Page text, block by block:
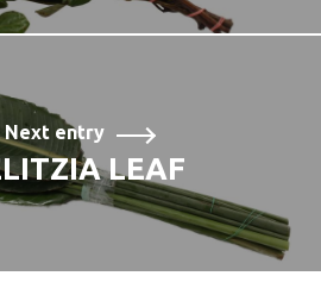
Next entry
LEAF